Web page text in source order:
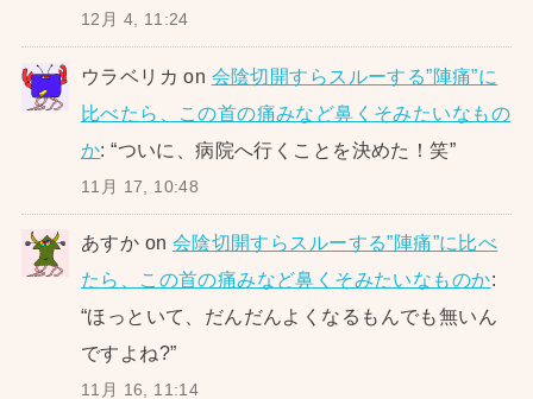
12月 4, 11:24
ウラベリカ on 会陰切開すらスルーする”陣痛”に
比べたら、この首の痛みなど鼻くそみたいなもの
か: “ついに、病院へ行くことを決めた！笑”
11月 17, 10:48
あすか on 会陰切開すらスルーする”陣痛”に比べ
たら、この首の痛みなど鼻くそみたいなものか:
“ほっといて、だんだんよくなるもんでも無いん
ですよね?”
11月 16, 11:14